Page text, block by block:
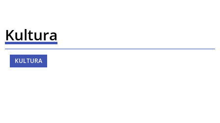
Kultura
KULTURA